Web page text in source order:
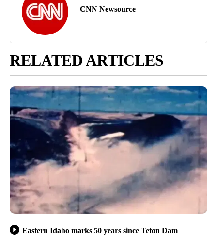
CNN Newsource
RELATED ARTICLES
Eastern Idaho marks 50 years since Teton Dam